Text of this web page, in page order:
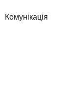
Комунікація